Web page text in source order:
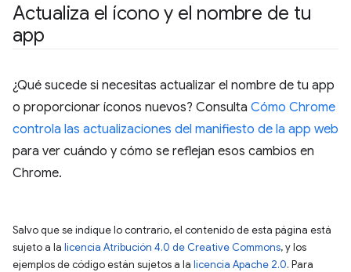
Actualiza el ícono y el nombre de tu
app
¿Qué sucede si necesitas actualizar el nombre de tu app
o proporcionar íconos nuevos? Consulta Cómo Chrome
controla las actualizaciones del manifiesto de la app web
para ver cuándo y cómo se reflejan esos cambios en
Chrome.
Salvo que se indique lo contrario, el contenido de esta página está
sujeto a la licencia Atribución 4.0 de Creative Commons, y los
ejemplos de código están sujetos a la licencia Apache 2.0. Para